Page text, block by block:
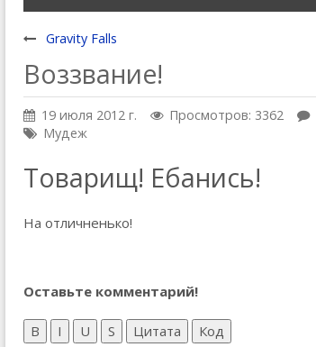
Gravity Falls
Воззвание!
19 июля 2012 г. Просмотров: 3362
Мудеж
Товарищ! Ебанись!
На отличненько!
Оставьте комментарий!
B I U S Цитата Код